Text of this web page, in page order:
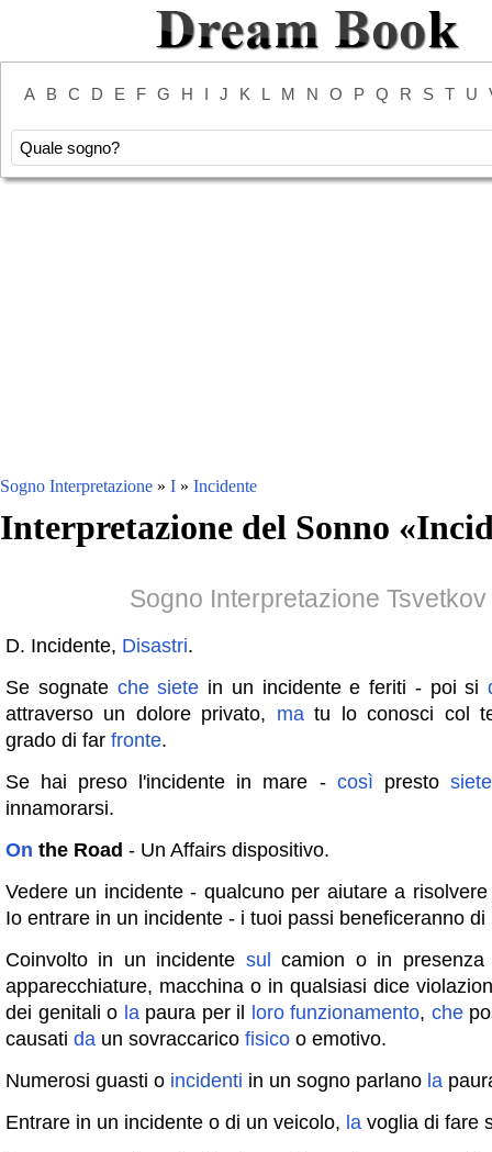
A B C D E F G H I J K L M N O P Q R S T U
Sogno Interpretazione » I » Incidente
Interpretazione del Sonno «
Sogno Interpretazione Tsvetkov
D. Incidente, Disastri.
Se sognate che siete in un incidente e feriti - poi si
attraverso un dolore privato, matu lo conosci col
grado di far fronte.
Se hai preso l'incidente in mare - così presto siete
innamorarsi.
On the Road - Un Affairs dispositivo.
Vedere un incidente - qualcuno per aiutare a
Io entrare in un incidente - i tuoi passi beneficeranno di
Coinvolto in un incidente sul
camion o in
apparecchiature, macchina o in qualsiasi dice
dei genitali o lapaura per il loro funzionamento, che
causati da un sovraccarico fisico o emotivo.
Numerosi guasti o incidenti in un sogno parlano la
Entrare in un incidente o di un veicolo, la voglia di fare